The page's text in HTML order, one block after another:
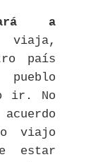
a
país
ir. No
viajo
estar